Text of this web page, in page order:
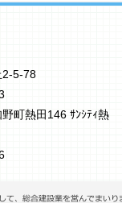
5-78
熱田146 ｻﾝｼﾃｨ熱